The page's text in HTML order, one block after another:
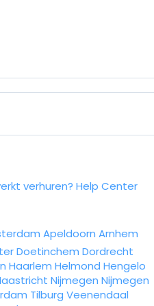
verhuren? Help Center
Apeldoorn Arnhem
Doetinchem Dordrecht
Haarlem Helmond Hengelo
Nijmegen Nijmegen
Tilburg Veenendaal